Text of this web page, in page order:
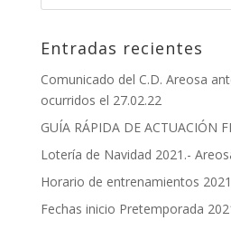
Entradas recientes
Comunicado del C.D. Areosa
ocurridos el 27.02.22
GUÍA RÁPIDA DE ACTUACIÓN
Lotería de Navidad 2021.-
Horario de entrenamientos
Fechas inicio Pretemporada